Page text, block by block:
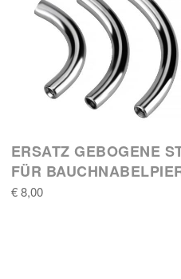
ERSATZ GEBOGENE
FÜR
€ 8,00